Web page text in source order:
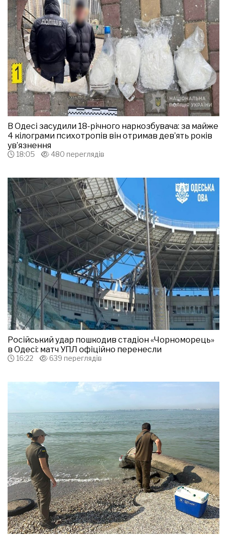
В Одесі засудили 18-річного наркозбувача: за майже
4 кілограми психотропів він отримав дев’ять років
ув’язнення
18:05 480 переглядів
Російський удар пошкодив стадіон «Чорноморець»
в Одесі: матч УПЛ офіційно перенесли
16:22 639 переглядів